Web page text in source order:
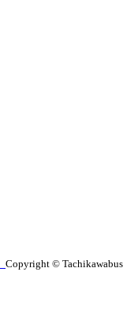
Copyright © Tachikawabus